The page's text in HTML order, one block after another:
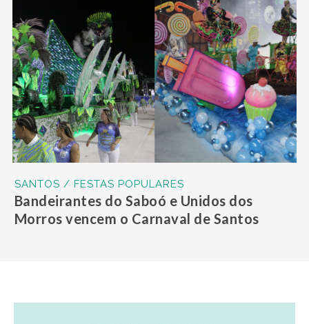
SANTOS / FESTAS POPULARES
Bandeirantes do Saboó e Unidos dos
Morros vencem o Carnaval de Santos